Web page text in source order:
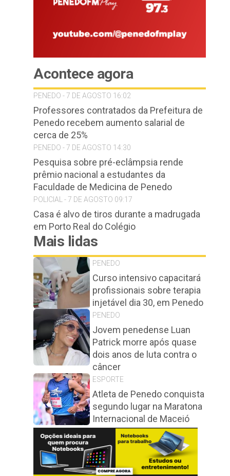
Acontece agora
PENEDO - 7 DE AGOSTO 16:02
Professores contratados da Prefeitura de
Penedo recebem aumento salarial de
cerca de 25%
PENEDO - 7 DE AGOSTO 14:30
Pesquisa sobre pré-eclâmpsia rende
prêmio nacional a estudantes da
Faculdade de Medicina de Penedo
POLICIAL - 7 DE AGOSTO 09:17
Casa é alvo de tiros durante a madrugada
em Porto Real do Colégio
Mais lidas
PENEDO
Curso intensivo capacitará
profissionais sobre terapia
injetável dia 30, em Penedo
PENEDO
Jovem penedense Luan
Patrick morre após quase
dois anos de luta contra o
câncer
ESPORTE
Atleta de Penedo conquista
segundo lugar na Maratona
Internacional de Maceió